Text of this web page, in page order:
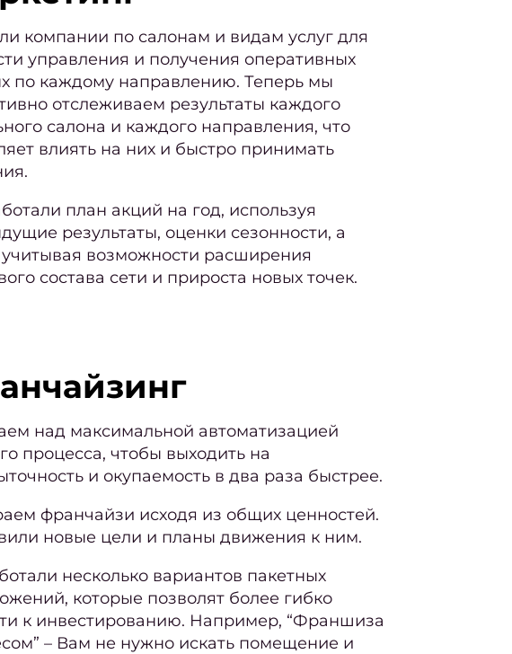
компании по салонам и видам услуг для
управления и получения оперативных
по каждому направлению. Теперь мы
отслеживаем результаты каждого
салона и каждого направления, что
влиять на них и быстро принимать
план акций на год, используя
результаты, оценки сезонности, а
возможности расширения
состава сети и прироста новых точек.
над максимальной автоматизацией
процесса, чтобы выходить на
и окупаемость в два раза быстрее.
франчайзи исходя из общих ценностей.
новые цели и планы движения к ним.
несколько вариантов пакетных
которые позволят более гибко
к инвестированию. Например, “Франшиза
– Вам не нужно искать помещение и